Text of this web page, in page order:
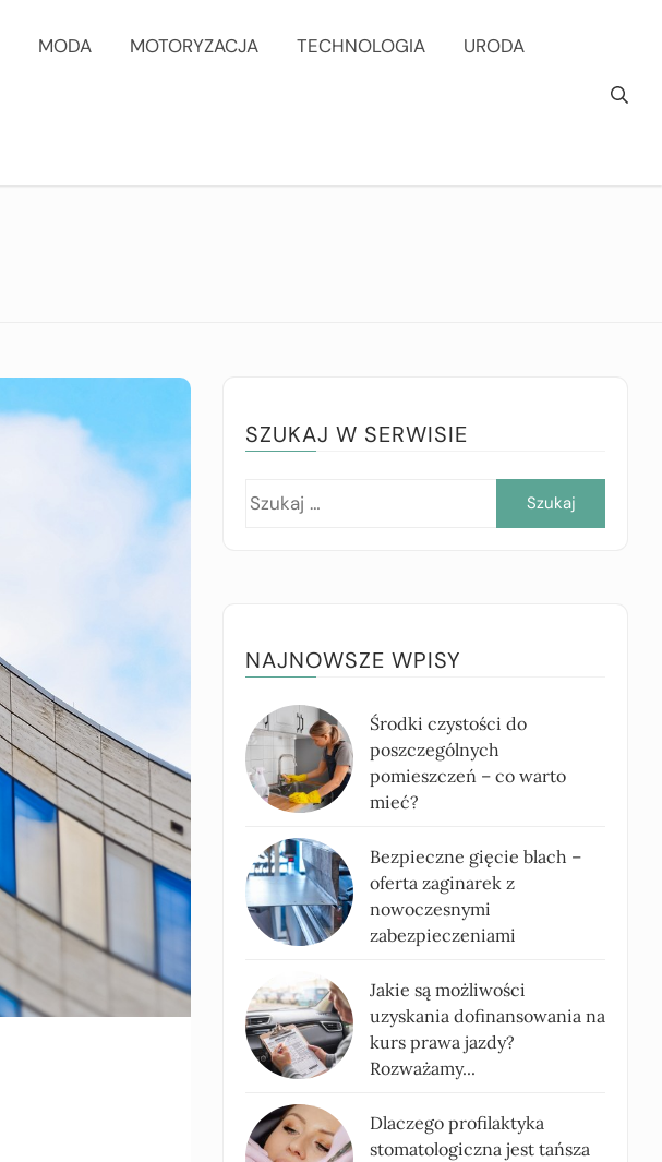
MODA MOTORYZACJA TECHNOLOGIA URODA
SZUKAJ W SERWISIE
NAJNOWSZE WPISY
Środki czystości do
poszczególnych
pomieszczeń – co warto
mieć?
Bezpieczne gięcie blach –
oferta zaginarek z
nowoczesnymi
zabezpieczeniami
Jakie są możliwości
uzyskania dofinansowania na
kurs prawa jazdy?
Rozważamy...
Dlaczego profilaktyka
stomatologiczna jest tańsza